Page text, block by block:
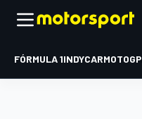
FÓRMULA 1INDYCARMOTOGP